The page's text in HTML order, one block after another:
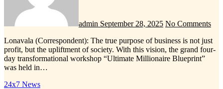
admin September 28, 2025 No Comments
Lonavala (Correspondent): The true purpose of business is not just
profit, but the upliftment of society. With this vision, the grand four-
day transformational workshop “Ultimate Millionaire Blueprint”
was held in…
24x7 News